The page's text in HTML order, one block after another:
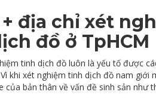
+ địa chỉ xét
đồ ở TpHCM
tinh dịch đồ luôn là yếu tố được
khi xét nghiệm tinh dịch đồ nam giới
của bản thân về vấn đề sinh sản như